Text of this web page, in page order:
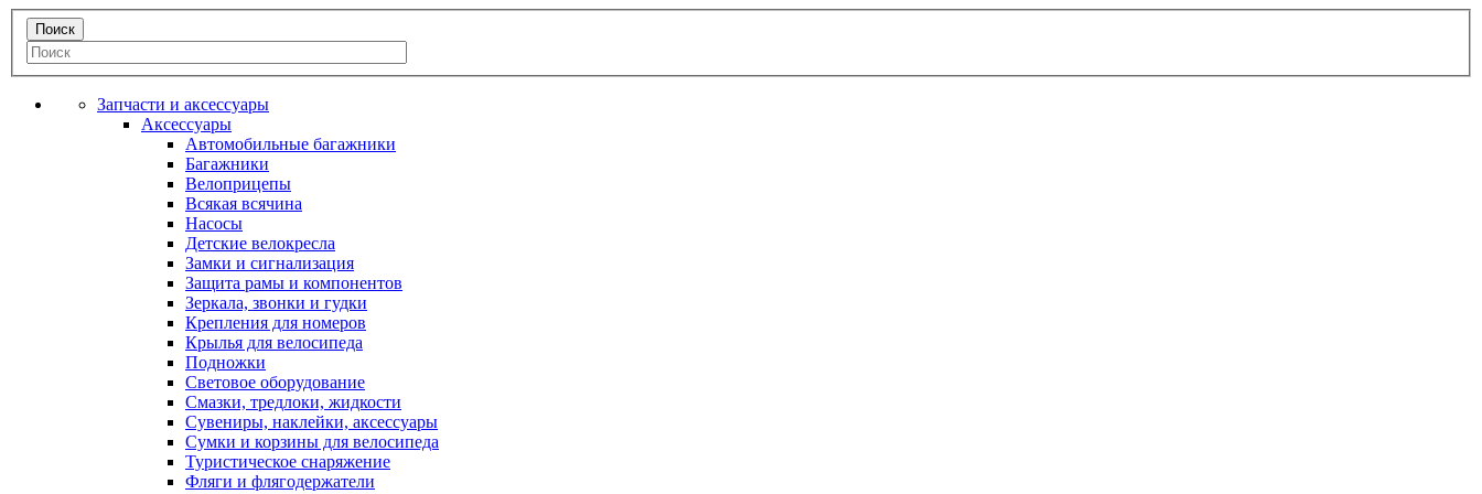
Запчасти и аксессуары
Аксессуары
Автомобильные багажники
Багажники
Велоприцепы
Всякая всячина
Насосы
Детские велокресла
Замки и сигнализация
Защита рамы и компонентов
Зеркала, звонки и гудки
Крепления для номеров
Крылья для велосипеда
Подножки
Световое оборудование
Смазки, тредлоки, жидкости
Сувениры, наклейки, аксессуары
Сумки и корзины для велосипеда
Туристическое снаряжение
Фляги и флягодержатели